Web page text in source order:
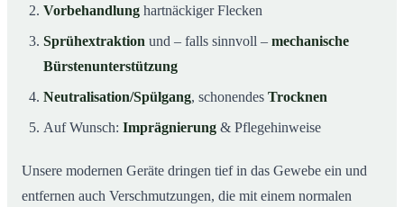
Vorbehandlung hartnäckiger Flecken
Sprühextraktion und – falls sinnvoll – mechanische
Bürstenunterstützung
Neutralisation/Spülgang, schonendes Trocknen
Auf Wunsch: Imprägnierung & Pflegehinweise
Unsere modernen Geräte dringen tief in das Gewebe ein und
entfernen auch Verschmutzungen, die mit einem normalen